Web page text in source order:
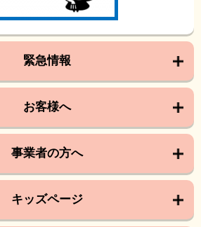
緊急情報
お客様へ
事業者の方へ
キッズページ